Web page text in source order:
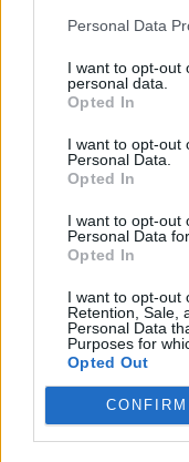
Personal Data
I want to opt-out
personal data.
Opted In
I want to opt-out
Personal Data.
Opted In
I want to opt-out
Personal Data
Opted In
I want to opt-out
Retention, Sale,
Personal Data
Purposes for
Opted Out
CONFIRM
10/02/2019
ATROCE
clamoroso:
10/02/2019
SFRENATA
aggratis". E gli
parolaccia
10/02/2019
LA BAND SALENTINA
Boomdabash,